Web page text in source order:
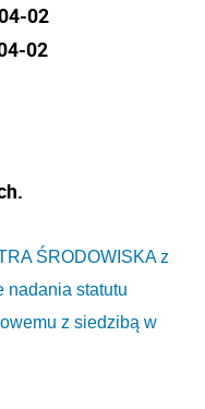
02
02
ŚRODOWISKA z
nadania statutu
z siedzibą w